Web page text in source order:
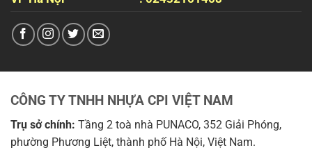
CÔNG TY TNHH NHỰA CPI VIỆT NAM
Trụ sở chính: Tầng 2 toà nhà PUNACO, 352 Giải Phóng,
phường Phương Liệt, thành phố Hà Nội, Việt Nam.